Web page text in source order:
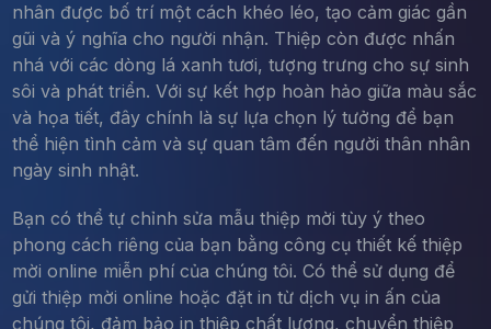
nhân được bố trí một cách khéo léo, tạo cảm giác gần
gũi và ý nghĩa cho người nhận. Thiệp còn được nhấn
nhá với các dòng lá xanh tươi, tượng trưng cho sự sinh
sôi và phát triển. Với sự kết hợp hoàn hảo giữa màu sắc
và họa tiết, đây chính là sự lựa chọn lý tưởng để bạn
thể hiện tình cảm và sự quan tâm đến người thân nhân
ngày sinh nhật.
Bạn có thể tự chỉnh sửa mẫu thiệp mời tùy ý theo
phong cách riêng của bạn bằng công cụ thiết kế thiệp
mời online miễn phí của chúng tôi. Có thể sử dụng để
gửi thiệp mời online hoặc đặt in từ dịch vụ in ấn của
chúng tôi, đảm bảo in thiệp chất lượng, chuyển thiệp